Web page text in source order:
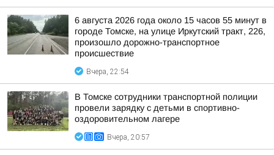
6 августа 2026 года около 15 часов 55 минут в
городе Томске, на улице Иркутский тракт, 226,
произошло дорожно-транспортное
происшествие
Вчера, 22:54
В Томске сотрудники транспортной полиции
провели зарядку с детьми в спортивно-
оздоровительном лагере
Вчера, 20:57